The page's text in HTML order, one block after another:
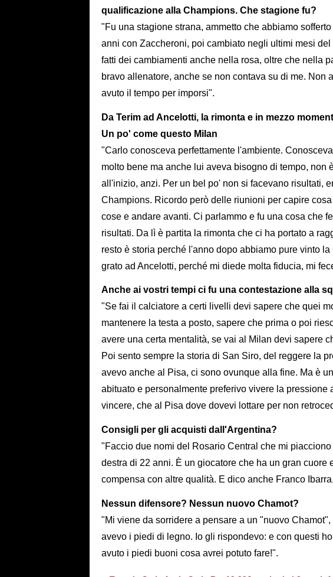
qualificazione alla Champions. Che stagione fu?
"Fu una stagione strana, ammetto che abbiamo
anni con Zaccheroni, poi cambiato negli ultimi mesi
fatti dei cambiamenti anche nella rosa, oltre che nella
bravo allenatore, anche se non contava su di me. Non
avuto il tempo per imporsi".
Da Terim ad Ancelotti, la rimonta e in mezzo
Un po' come questo Milan
"Carlo conosceva perfettamente l'ambiente.
molto bene ma anche lui aveva bisogno di tempo, non
all'inizio, anzi. Per un bel po' non si facevano risultati,
Champions. Ricordo però delle riunioni per capire
cose e andare avanti. Ci parlammo e fu una cosa che
risultati. Da lì è partita la rimonta che ci ha portato a
resto è storia perché l'anno dopo abbiamo pure vinto
grato ad Ancelotti, perché mi diede molta fiducia, mi
Anche ai vostri tempi ci fu una contestazione alla
"Se fai il calciatore a certi livelli devi sapere che quei
mantenere la testa a posto, sapere che prima o poi
avere una certa mentalità, se vai al Milan devi sapere
Poi sento sempre la storia di San Siro, del reggere la
avevo anche al Pisa, ci sono ovunque alla fine. Ma è
abituato e personalmente preferivo vivere la pressione
vincere, che al Pisa dove dovevi lottare per non
Consigli per gli acquisti dall'Argentina?
"Faccio due nomi del Rosario Central che mi
destra di 22 anni. È un giocatore che ha un gran cuore
compensa con altre qualità. E dico anche Franco
Nessun difensore? Nessun nuovo Chamot?
"Mi viene da sorridere a pensare a un "nuovo
avevo i piedi di legno. Io gli rispondevo: e con questi
avuto i piedi buoni cosa avrei potuto fare!".